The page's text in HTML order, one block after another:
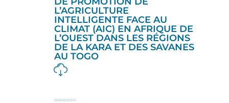
L’AGRICULTURE
INTELLIGENTE FACE AU
CLIMAT (AIC) EN AFRIQUE DE
L’OUEST DANS LES RÉGIONS
DE LA KARA ET DES SAVANES
AU TOGO